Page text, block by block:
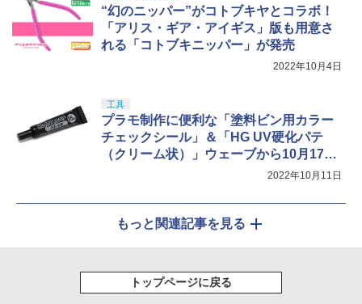
“幻のニッパー”がコトブキヤとコラボ！
「アリス・ギア・アイギス」版も用意さ
れる「コトブキニッパー」が発売
2022年10月4日
工具
プラモ制作に便利な「塗料ビン用カラー
チェックシール」＆「HG UV硬化パテ
（クリーム状）」ウェーブから10月17日
2022年10月11日
もっと関連記事を見る
トップページに戻る